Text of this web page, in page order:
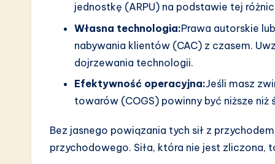
jednostkę (ARPU) na podstawie tej
Własna technologia:Prawa autorskie
nabywania klientów (CAC) z czasem.
dojrzewania technologii.
Efektywność operacyjna:Jeśli masz
towarów (COGS) powinny być niższe niż
Bez jasnego powiązania tych sił z
przychodowego. Siła, która nie jest zliczona,